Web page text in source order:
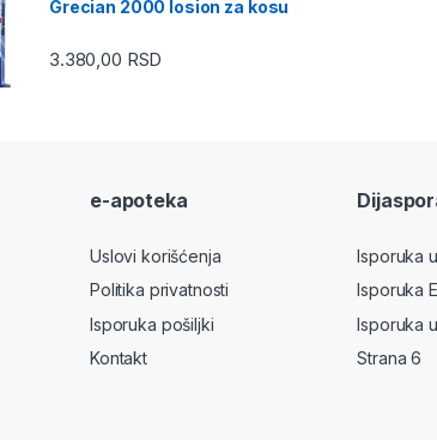
Grecian 2000 losion za kosu
3.380,00 RSD
e-apoteka
Uslovi korišćenja
Politika privatnosti
Isporuka pošiljki
Kontakt
Isporuka
Isporuka
Isporuka
Strana 6